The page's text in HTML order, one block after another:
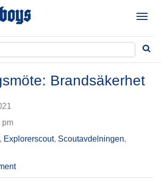
T
g
l
n
Brandsäkerhet
pm
, Explorerscout, Scoutavdelningen,
on
Avdelningsmöte: